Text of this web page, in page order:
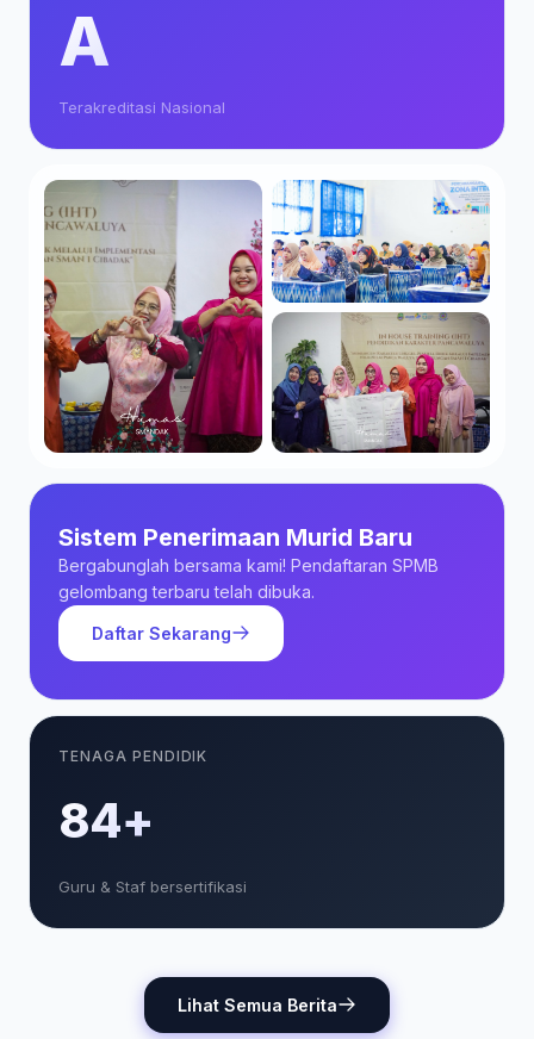
A
Terakreditasi Nasional
Sistem Penerimaan Murid Baru
Bergabunglah bersama kami! Pendaftaran SPMB
gelombang terbaru telah dibuka.
Daftar Sekarang
TENAGA PENDIDIK
85+
Guru & Staf bersertifikasi
Lihat Semua Berita